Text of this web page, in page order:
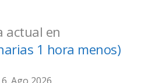
actual en
1 hora menos)